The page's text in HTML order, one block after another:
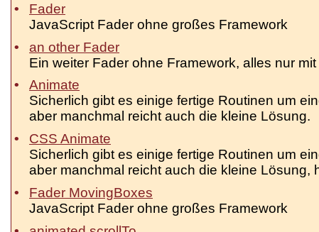
Fader
JavaScript Fader ohne großes Framework
an other Fader
Ein weiter Fader ohne Framework, alles nur
Animate
Sicherlich gibt es einige fertige Routinen um
aber manchmal reicht auch die kleine Lösung.
CSS Animate
Sicherlich gibt es einige fertige Routinen um
aber manchmal reicht auch die kleine Lösung,
Fader MovingBoxes
JavaScript Fader ohne großes Framework